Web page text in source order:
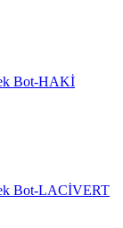
Bot-HAKİ
Bot-LACİVERT